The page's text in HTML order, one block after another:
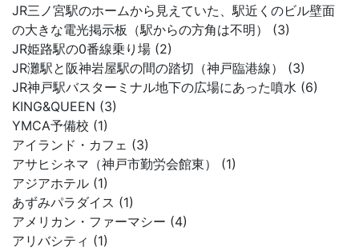
JR三ノ宮駅のホームから見えていた、駅近くのビル壁面
の大きな電光掲示板（駅からの方角は不明） (3)
JR姫路駅の0番線乗り場 (2)
JR灘駅と阪神岩屋駅の間の踏切（神戸臨港線） (3)
JR神戸駅バスターミナル地下の広場にあった噴水 (6)
KING&QUEEN (3)
YMCA予備校 (1)
アイランド・カフェ (3)
アサヒシネマ（神戸市勤労会館東） (1)
アジアホテル (1)
あずみパラダイス (1)
アメリカン・ファーマシー (4)
アリバシティ (1)